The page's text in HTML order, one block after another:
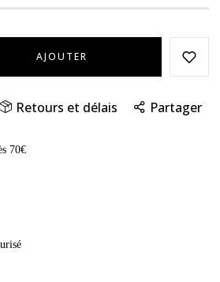
AJOUTER
Retours et délais Partager
70€